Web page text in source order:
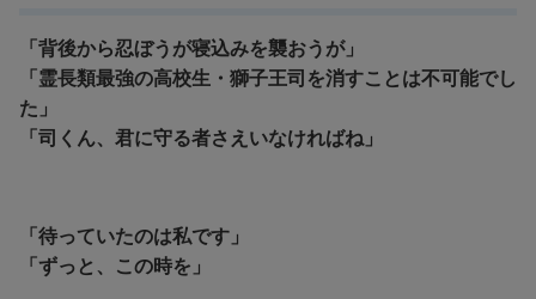
「背後から忍ぼうが寝込みを襲おうが」
「霊長類最強の高校生・獅子王司を消すことは不可能でし
た」
「司くん、君に守る者さえいなければね」
「待っていたのは私です」
「ずっと、この時を」